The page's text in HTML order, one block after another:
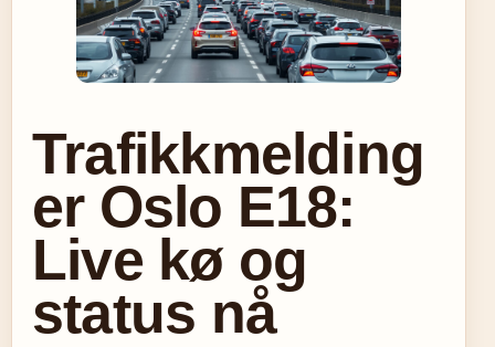
Trafikkmelding
er Oslo E18:
Live kø og
status nå